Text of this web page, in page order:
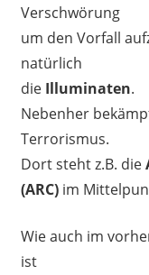
Verschwörung
um den Vorfall
natürlich
die Illuminaten.
Nebenher
Terrorismus.
Dort steht z.B. die
(ARC)im
Wie auch im
ist